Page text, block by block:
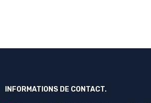
INFORMATIONS DE CONTACT.